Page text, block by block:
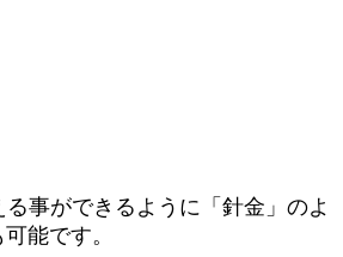
事ができるように「針金」のよ
能です。